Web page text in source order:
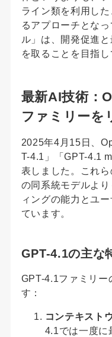
ライン類を利用し
るアプローチとな
ル」は、開発促進
を取ることを目指し
最新AI技術：
ファミリーを
2025年4月15日、
T-4.1」「GPT-4.1
表しました。これ
の同系統モデルよ
ィングの能力とユ
ています。
GPT-4.1の主な
GPT-4.1ファミリー
す：
コンテキスト
4.1では一度に